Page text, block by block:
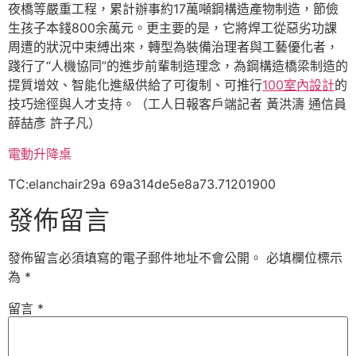
夜橋等嚴重工程，累計辦事約17萬噸鋼構造產物制造，節儉
生孩子本錢800余萬元。更主要的是，它將焊工從惡劣功課
周遭的狀況中束縛出來，轉型為裝備治理者與工藝優化者，
踐行了“人機協同”的進步前輩制造理念，為鋼構造橋梁制造的
提質增效、智能化進級供給了可復制、可推行100室內設計的
技巧途徑與人才支持。（工人日報客戶端記者 黃洪濤 通信員
薛喆彥 許子凡）
電動升降桌
TC:elanchair29a 69a314de5e8a73.71201900
發佈留言
發佈留言必須填寫的電子郵件地址不會公開。 必填欄位標示
為 *
留言 *